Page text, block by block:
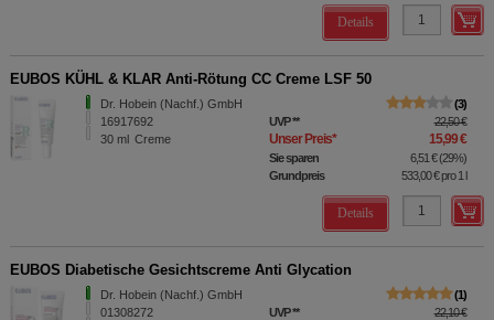
Details
EUBOS KÜHL & KLAR Anti-Rötung CC Creme LSF 50
Dr. Hobein (Nachf.) GmbH
16917692
30 ml Creme
3
UVP** 22,50 €
Unser Preis* 15,99 €
Sie sparen 6,51 €(29%)
Grundpreis
533,00 €pro 1 l
Details
EUBOS Diabetische Gesichtscreme Anti Glycation
Dr. Hobein (Nachf.) GmbH
01308272
1
UVP** 22,10 €